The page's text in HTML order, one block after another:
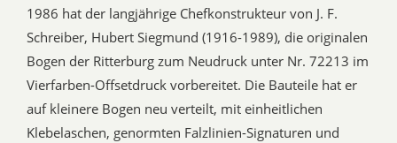
1986 hat der langjährige Chefkonstrukteur von J. F.
Schreiber, Hubert Siegmund (1916-1989), die originalen
Bogen der Ritterburg zum Neudruck unter Nr. 72213 im
Vierfarben-Offsetdruck vorbereitet. Die Bauteile hat er
auf kleinere Bogen neu verteilt, mit einheitlichen
Klebelaschen, genormten Falzlinien-Signaturen und